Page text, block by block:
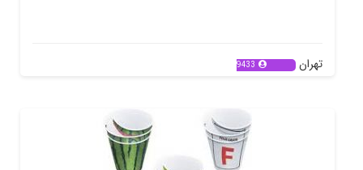
تهران 9433